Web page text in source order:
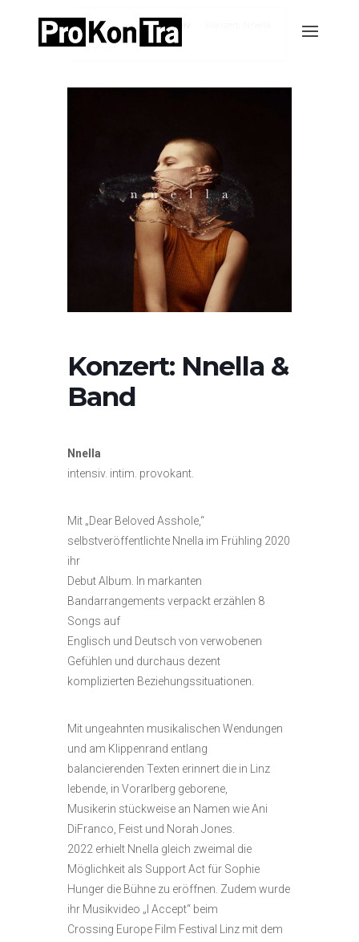
Home Events-Archiv
& Band
Konzert: Nnella &
Band
Nnella
intensiv. intim. provokant.
Mit „Dear Beloved Asshole,“
selbstveröffentlichte Nnella im Frühling 2020
ihr
Debut Album. In markanten
Bandarrangements verpackt erzählen 8
Songs auf
Englisch und Deutsch von verwobenen
Gefühlen und durchaus dezent
komplizierten Beziehungssituationen.
Mit ungeahnten musikalischen Wendungen
und am Klippenrand entlang
balancierenden Texten erinnert die in Linz
lebende, in Vorarlberg geborene,
Musikerin stückweise an Namen wie Ani
DiFranco, Feist und Norah Jones.
2022 erhielt Nnella gleich zweimal die
Möglichkeit als Support Act für Sophie
Hunger die Bühne zu eröffnen. Zudem wurde
ihr Musikvideo „I Accept“ beim
Crossing Europe Film Festival Linz mit dem